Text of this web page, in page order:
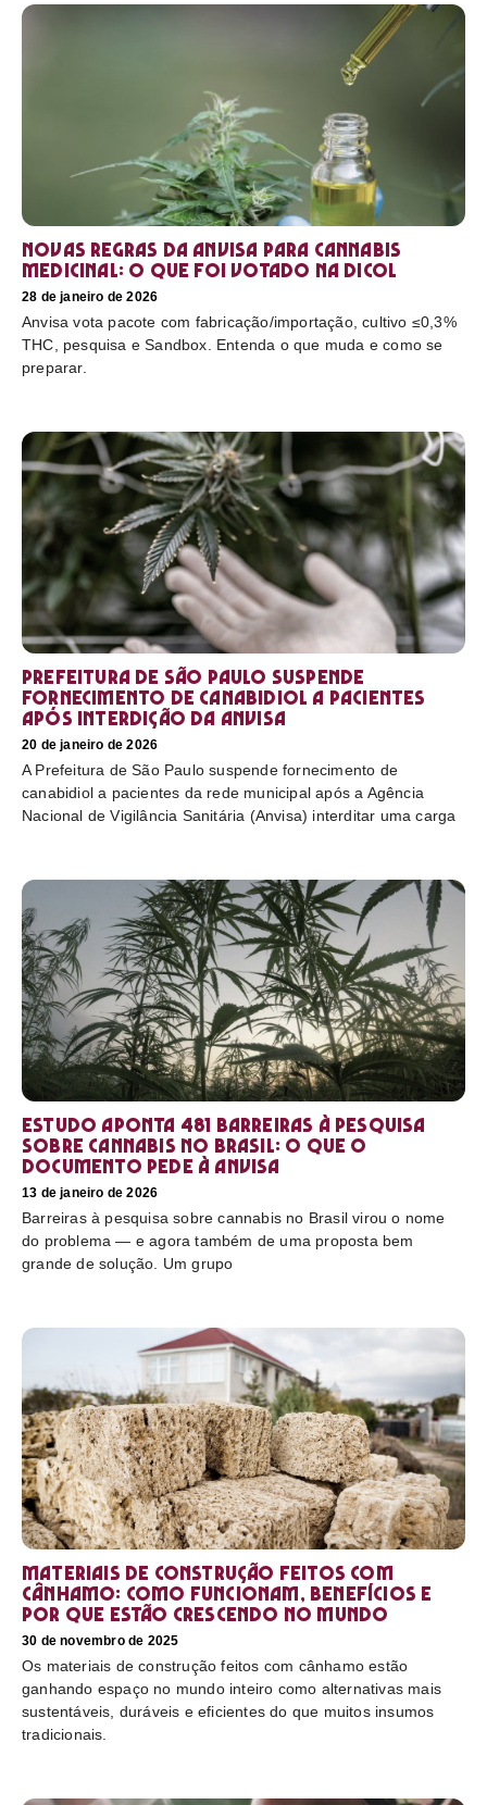
Novas regras da Anvisa para cannabis
medicinal: o que foi votado na Dicol
28 de janeiro de 2026
Anvisa vota pacote com fabricação/importação, cultivo ≤0,3%
THC, pesquisa e Sandbox. Entenda o que muda e como se
preparar.
Prefeitura de São Paulo suspende
fornecimento de canabidiol a pacientes
após interdição da Anvisa
20 de janeiro de 2026
A Prefeitura de São Paulo suspende fornecimento de
canabidiol a pacientes da rede municipal após a Agência
Nacional de Vigilância Sanitária (Anvisa) interditar uma carga
Estudo aponta 481 barreiras à pesquisa
sobre cannabis no Brasil: o que o
documento pede à Anvisa
13 de janeiro de 2026
Barreiras à pesquisa sobre cannabis no Brasil virou o nome
do problema — e agora também de uma proposta bem
grande de solução. Um grupo
Materiais de construção feitos com
cânhamo: como funcionam, benefícios e
por que estão crescendo no mundo
30 de novembro de 2025
Os materiais de construção feitos com cânhamo estão
ganhando espaço no mundo inteiro como alternativas mais
sustentáveis, duráveis e eficientes do que muitos insumos
tradicionais.